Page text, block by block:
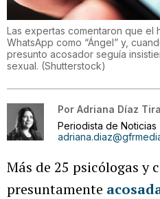
Las expertas comentaron que el
WhatsApp como “Ángel” y,
presunto acosador seguía
sexual. (Shutterstock)
Por Adriana Díaz
Periodista de Noticias
Más de 25 psicólogas y
presuntamente